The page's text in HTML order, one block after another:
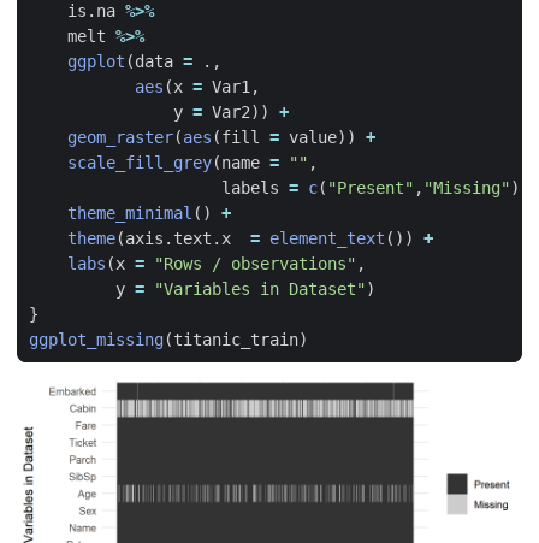
is.na %>%
melt %>%
ggplot (data =
.,
aes (x = Var1,
y = Var2))
+
geom_raster(aes (fill = value))
+
scale_fill_grey(name = "" ,
labels = c( "Present" , "Missing"))
theme_minimal ()
+
theme(axis.text.x = element_text ())
+
labs (x = "Rows / observations" ,
y = "Variables in Dataset")
}
ggplot_missing(titanic_train)